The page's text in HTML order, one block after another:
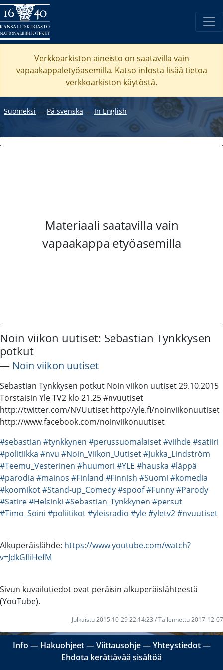
Verkkoarkiston aineisto on saatavilla vain
vapaakappaletyöasemilla. Katso infosta lisää tietoa
verkkoarkiston käytöstä.
Suomeksi ― På svenska ― In English
Materiaali saatavilla vain
vapaakappaletyöasemilla
Noin viikon uutiset: Sebastian Tynkkysen
potkut
― Noin viikon uutiset
Sebastian Tynkkysen potkut Noin viikon uutiset 29.10.2015
Torstaisin Yle TV2 klo 21.25 #nvuutiset
http://twitter.com/NVUutiset http://yle.fi/noinviikonuutiset
http://www.facebook.com/noinviikonuutiset
#sebastian #tynkkynen #perussuomalaiset#viihde#satiiri
#politiikka #nvu #Noin_Viikon_Uutiset#Jukka_Lindström
#Teemu_Vesterinen #huumori #YLE #hauska #läppä
#parodia #mainos #Finland #Finnish #Suomi #komedia
#koomikot#Stand-up_Comedy#spoof#Funny#Parody
#Satire#Helsinki #Sebastian_Tynkkynen #persut
#Timo_Soini #poliitikot#yleisradio #yle#yletv2#nvuutiset
Alkuperäislähde: https://www.youtube.com/watch?
v=JdkGfIiHefM
Sivun kuvailutiedot ovat peräisin alkuperäislähteestä
(YouTube).
Julkaistu 2015-10-29 22:14:23 / Tallennettu 2017-12-07
Info ― Hakuohjeet―Viittausohje―Yhteystiedot―
Ehdota kerättävää sisältöä